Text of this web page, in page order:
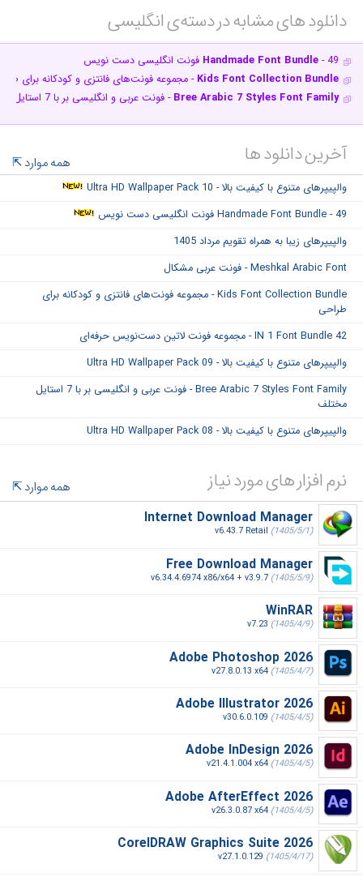
دانلود های مشابه در دسته‌ی‌ انگلیسی‎
Handmade Font Bundle - 49 فونت انگلیسی دست نویس
Kids Font Collection Bundle - مجموعه فونت‌های فانتزی و کودکانه برای
Bree Arabic 7 Styles Font Family - فونت عربی و انگلیسی بر با 7 استایل مختلف
آخرین دانلود ها همه موارد
والپیپرهای متنوع با کیفیت بالا - Ultra HD Wallpaper Pack 10
Handmade Font Bundle - 49 فونت انگلیسی دست نویس
والپیپرهای زیبا به همراه تقویم مرداد 1405
Meshkal Arabic Font - فونت عربی مشکال
Kids Font Collection Bundle - مجموعه فونت‌های فانتزی و کودکانه برای
طراحی
42 IN 1 Font Bundle - مجموعه فونت لاتین دست‌نویس حرفه‌ای
والپیپرهای متنوع با کیفیت بالا - Ultra HD Wallpaper Pack 09
Bree Arabic 7 Styles Font Family - فونت عربی و انگلیسی بر با 7 استایل
مختلف
والپیپرهای متنوع با کیفیت بالا - Ultra HD Wallpaper Pack 08
نرم افزار های مورد نیاز
همه موارد
Internet Download Manager
v6.43.7 Retail (1405/5/1)
Free Download Manager
v6.34.4.6974 x86/x64 + v3.9.7 (1405/5/9)
WinRAR
v7.23 (1405/4/9)
Adobe Photoshop 2026
v27.8.0.13 x64 (1405/4/7)
Adobe Illustrator 2026
v30.6.0.109 (1405/4/5)
Adobe InDesign 2026
v21.4.1.004 x64 (1405/4/5)
Adobe AfterEffect 2026
v26.3.0.87 x64 (1405/4/5)
CorelDRAW Graphics Suite 2026
v27.1.0.129 (1405/4/17)